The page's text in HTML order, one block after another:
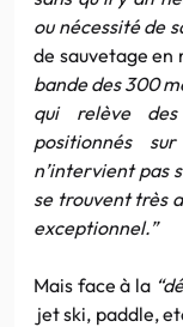
ou nécessité de
de sauvetage en
bande des 300
qui relève
positionnés
n’intervient pas
se trouvent très
exceptionnel.”
Mais face à la
jet ski, paddle,